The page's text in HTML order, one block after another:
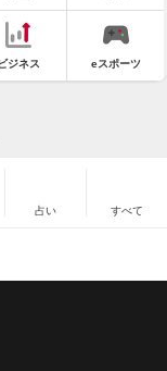
ビジネス eスポーツ
占い すべて